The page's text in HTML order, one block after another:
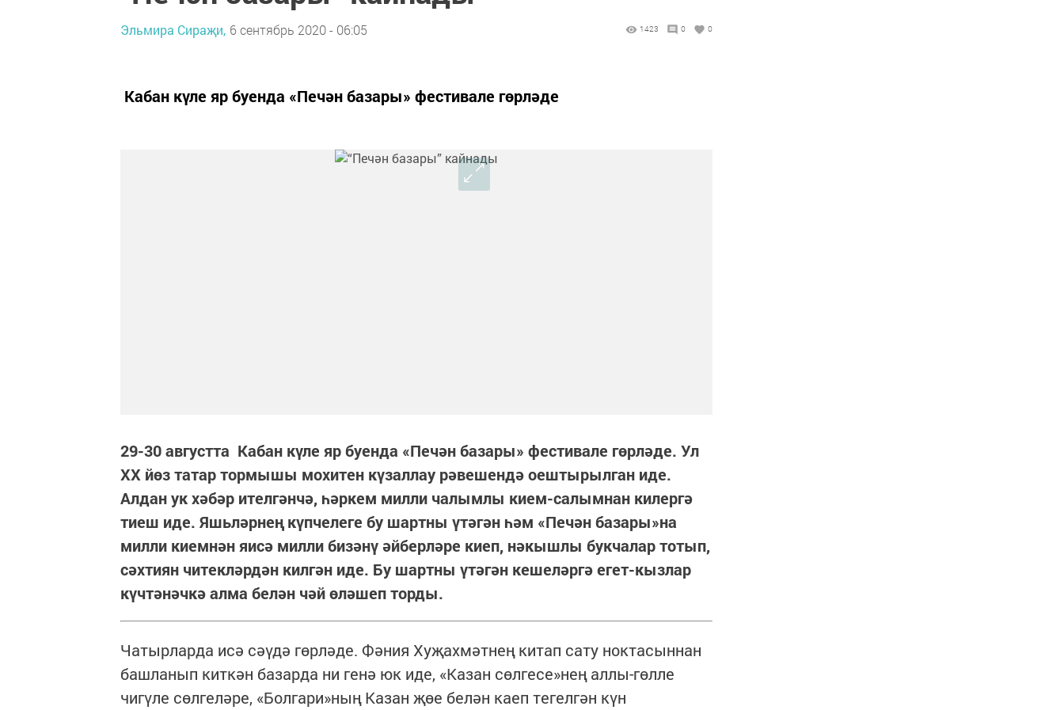
Эльмира Сираҗи, 6 сентябрь 2020 - 06:05 1423 0 0
Кабан күле яр буенда «Печән базары» фестивале гөрләде
29-30 августта Кабан күле яр буенда «Печән базары» фестивале гөрләде. Ул
XX йөз татар тормышы мохитен күзаллау рәвешендә оештырылган иде.
Алдан ук хәбәр ителгәнчә, һәркем милли чалымлы кием-салымнан килергә
тиеш иде. Яшьләрнең күпчелеге бу шартны үтәгән һәм «Печән базары»на
милли киемнән яисә милли бизәнү әйберләре киеп, нәкышлы букчалар тотып,
сәхтиян читекләрдән килгән иде. Бу шартны үтәгән кешеләргә егет-кызлар
күчтәнәчкә алма белән чәй өләшеп торды.
Чатырларда исә сәүдә гөрләде. Фәния Хуҗахмәтнең китап сату ноктасыннан
башланып киткән базарда ни генә юк иде, «Казан сөлгесе»нең аллы-гөлле
чигүле сөлгеләре, «Болгари»ның Казан җөе белән каеп тегелгән күн